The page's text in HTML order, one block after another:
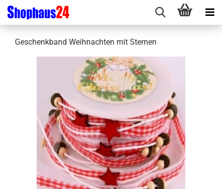
Geschenkband Weihnachten mit Sternen